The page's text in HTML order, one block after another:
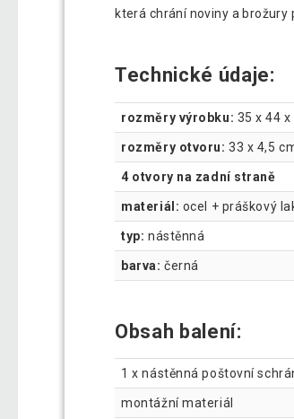
která chrání noviny a
Technické údaje:
rozměry výrobku: 35 x 44
rozměry otvoru: 33 x 4,5
4 otvory na zadní straně
materiál: ocel + práškový
typ: nástěnná
barva: černá
Obsah balení:
1 x nástěnná poštovní
montážní materiál